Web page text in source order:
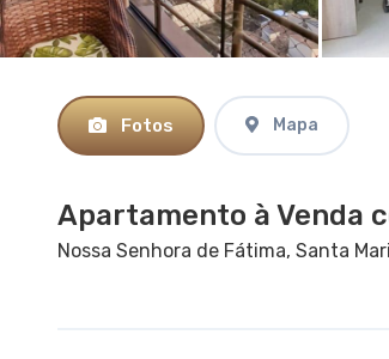
Fotos Mapa
Apartamento à Venda
Nossa Senhora de Fátima, Santa